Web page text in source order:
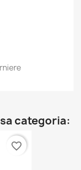
categoria:
favorite_border